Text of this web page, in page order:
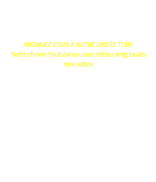
ABONNEZ VOUS A NOTRE ZIKERS TUBE.
Notre chaine Youtube ou vous retrouverez toutes
nos videos